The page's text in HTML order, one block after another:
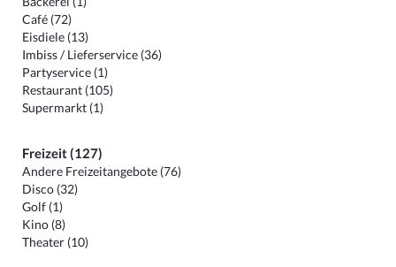
Café (72)
Eisdiele (13)
Imbiss / Lieferservice (36)
Partyservice (1)
Restaurant (105)
Supermarkt (1)
Freizeit (127)
Andere Freizeitangebote (76)
Disco (32)
Golf (1)
Kino (8)
Theater (10)